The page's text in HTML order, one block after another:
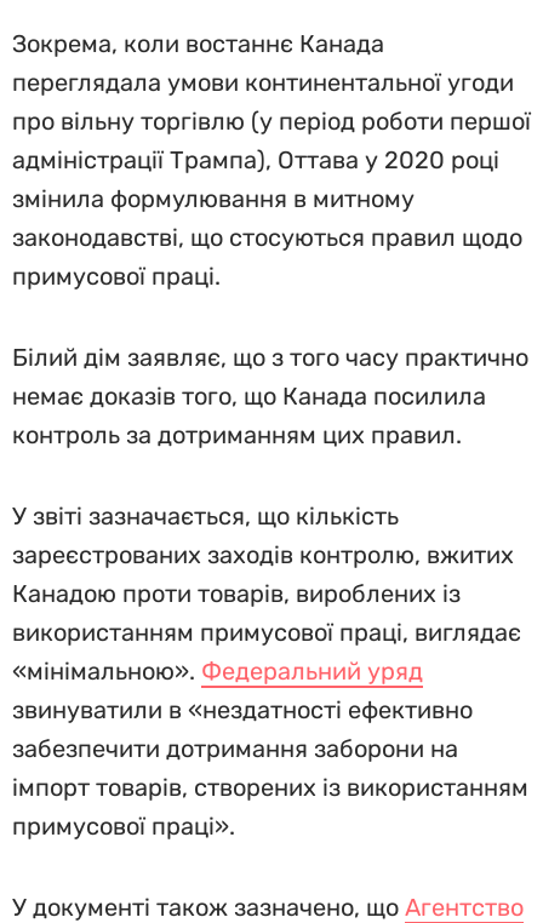
Зокрема, коли востаннє Канада
переглядала умови континентальної угоди
про вільну торгівлю (у період роботи першої
адміністрації Трампа), Оттава у 2020 році
змінила формулювання в митному
законодавстві, що стосуються правил щодо
примусової праці.
Білий дім заявляє, що з того часу практично
немає доказів того, що Канада посилила
контроль за дотриманням цих правил.
У звіті зазначається, що кількість
зареєстрованих заходів контролю, вжитих
Канадою проти товарів, вироблених із
використанням примусової праці, виглядає
«мінімальною». Федеральний уряд
звинуватили в «нездатності ефективно
забезпечити дотримання заборони на
імпорт товарів, створених із використанням
примусової праці».
У документі також зазначено, що Агентство